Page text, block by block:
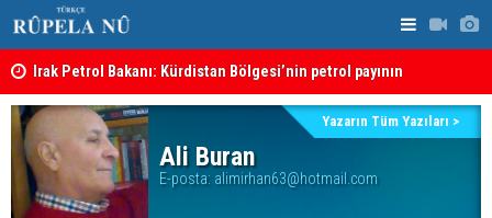
Irak Petrol Bakanı: Kürdistan Bölgesi’nin petrol payının
artırılmasının önünde bir engel yok
Ali Buran
E-posta: alimirhan63@hotmail.com
Yazarın Tüm Yazıları >